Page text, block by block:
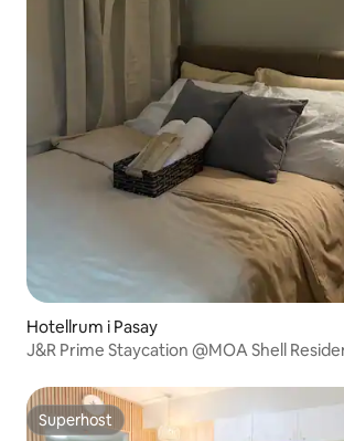
Hotellrum i Pasay
J&R Prime Staycation @MOA Shell
Superhost
Superhost